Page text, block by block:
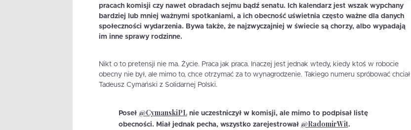
pracach komisji czy nawet obradach sejmu bądź senatu. Ich kalendarz jest wszak wypchany
bardziej lub mniej ważnymi spotkaniami, a ich obecność uświetnia często ważne dla danych
społeczności wydarzenia. Bywa także, że najzwyczajniej w świecie są chorzy, albo wypadają
im inne sprawy rodzinne.
Nikt o to pretensji nie ma. Życie. Praca jak praca. Inaczej jest jednak wtedy, kiedy ktoś w robocie
obecny nie był, ale mimo to, chce otrzymać za to wynagrodzenie. Takiego numeru spróbować chciał
Tadeusz Cymański z Solidarnej Polski.
Poseł @CymanskiPLnie uczestniczył w komisji, ale mimo to podpisał listę
obecności. Miał jednak pecha, wszystko zarejestrował @RadomirWit.